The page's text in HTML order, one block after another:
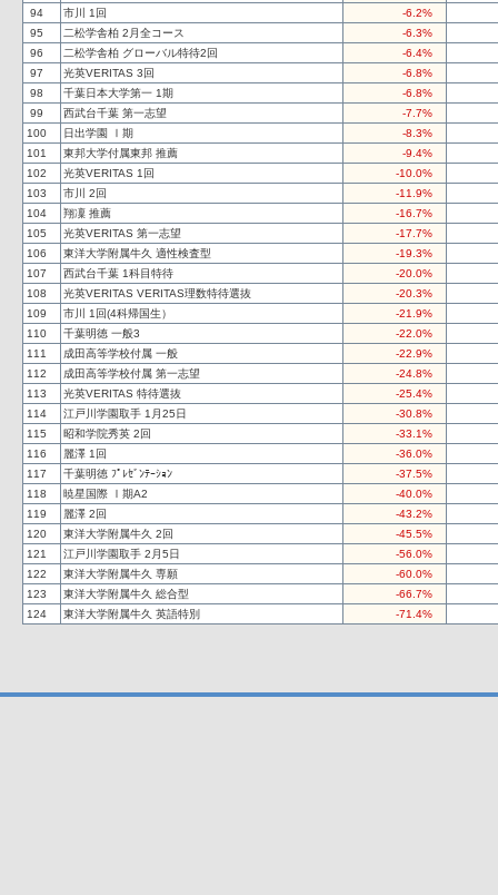
94
市川 1回
-6.2%
95
二松学舎柏 2月全コース
-6.3%
96
二松学舎柏 グローバル特待2回
-6.4%
97
光英VERITAS 3回
-6.8%
98
千葉日本大学第一 1期
-6.8%
99
西武台千葉 第一志望
-7.7%
100
日出学園 Ⅰ期
-8.3%
101
東邦大学付属東邦 推薦
-9.4%
102
光英VERITAS 1回
-10.0%
103
市川 2回
-11.9%
104
翔凜 推薦
-16.7%
105
光英VERITAS 第一志望
-17.7%
106
東洋大学附属牛久 適性検査型
-19.3%
107
西武台千葉 1科目特待
-20.0%
108
光英VERITAS VERITAS理数特待選抜
-20.3%
109
市川 1回(4科帰国生）
-21.9%
110
千葉明徳 一般3
-22.0%
111
成田高等学校付属 一般
-22.9%
112
成田高等学校付属 第一志望
-24.8%
113
光英VERITAS 特待選抜
-25.4%
114
江戸川学園取手 1月25日
-30.8%
115
昭和学院秀英 2回
-33.1%
116
麗澤 1回
-36.0%
117
千葉明徳 ﾌﾟﾚｾﾞﾝﾃｰｼｮﾝ
-37.5%
118
暁星国際 Ⅰ期A2
-40.0%
119
麗澤 2回
-43.2%
120
東洋大学附属牛久 2回
-45.5%
121
江戸川学園取手 2月5日
-56.0%
122
東洋大学附属牛久 専願
-60.0%
123
東洋大学附属牛久 総合型
-66.7%
124
東洋大学附属牛久 英語特別 -71.4%